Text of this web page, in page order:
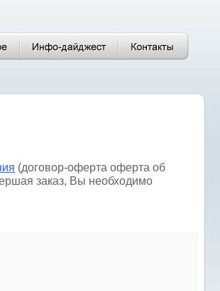
(договор-оферта оферта об
заказ, Вы необходимо